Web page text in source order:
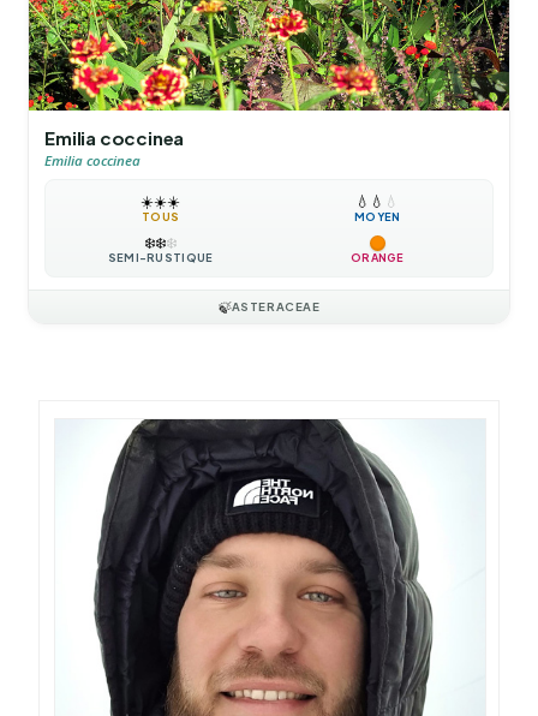
Emilia coccinea
Emilia coccinea
☀️☀️☀️
TOUS
💧 💧 💧
MOYEN
❄️❄️❄️
SEMI-RUSTIQUE ORANGE
🍃ASTERACEAE